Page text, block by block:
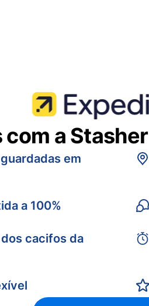
com a Stasher
em
a 100%
cacifos da